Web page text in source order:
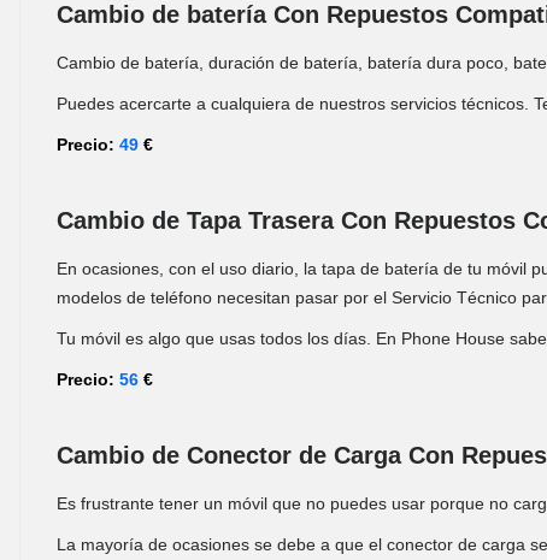
Cambio de batería Con Repuestos
Cambio de batería, duración de batería, batería dura poco,
Puedes acercarte a cualquiera de nuestros servicios técnicos.
Precio: 49 €
Cambio de Tapa Trasera Con Repuestos
En ocasiones, con el uso diario, la tapa de batería de tu móvil
modelos de teléfono necesitan pasar por el Servicio Técnico
Tu móvil es algo que usas todos los días. En Phone House
Precio: 56 €
Cambio de Conector de Carga Con
Es frustrante tener un móvil que no puedes usar porque no
La mayoría de ocasiones se debe a que el conector de carga